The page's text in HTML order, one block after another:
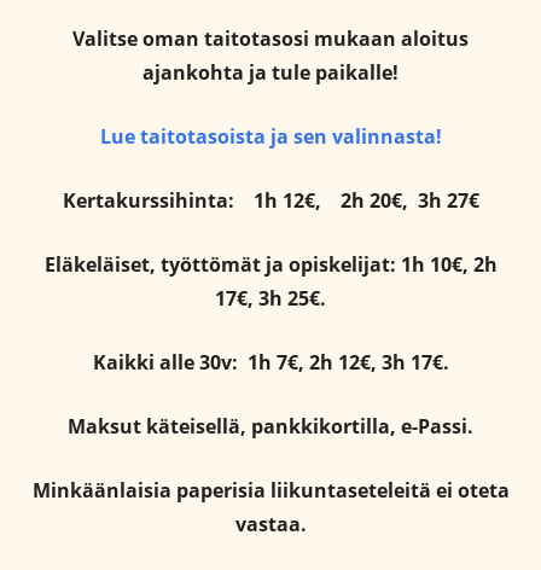
Valitse oman taitotasosi mukaan aloitus
ajankohta ja tule paikalle!
Lue taitotasoista ja sen valinnasta!
Kertakurssihinta: 1h 12€, 2h 20€, 3h 27€
Eläkeläiset, työttömät ja opiskelijat: 1h 10€, 2h
17€, 3h 25€.
Kaikki alle 30v: 1h 7€, 2h 12€, 3h 17€.
Maksut käteisellä, pankkikortilla, e-Passi.
Minkäänlaisia paperisia liikuntaseteleitä ei oteta
vastaa.